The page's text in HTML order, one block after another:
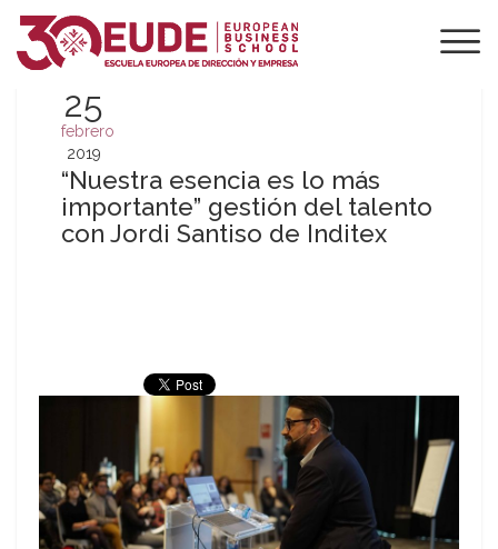
25
febrero
2019
“Nuestra esencia es lo más
importante” gestión del talento
con Jordi Santiso de Inditex